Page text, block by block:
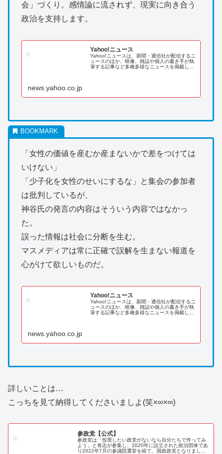
会」づくり。感情論に流されず、現実に向き合う
政治を支持します。
Yahoo!ニュース
Yahoo!ニュースは、新聞・通信社が配信するニ
ュースのほか、映像、雑誌や個人の書き手が執
筆する記事など多種多様なニュースを掲載して
news.yahoo.co.jp
「女性の価値を産むか産まないかで差をつけては
いけない」
「少子化を女性のせいにするな」と集会の参加者
は批判しているが、
神谷氏の発言の内容はそういう内容ではなかっ
た。
誤った情報は社会に分断を生む。
マスメディアは常に正確で誤解を生まない報道を
心がけて欲しいものだ。
Yahoo!ニュース
Yahoo!ニュースは、新聞・通信社が配信するニ
ュースのほか、映像、雑誌や個人の書き手が執
筆する記事など多種多様なニュースを掲載して
news.yahoo.co.jp
詳しいことは…
こっちを見て納得してくださいましよ(笑×∞×∞)
参政党【公式】
参政党は「投票したい政党がないなら自分たちで作ってみ
よう」と有志が参集し、2020年に設立された政治団体であ
り2022年7月の参議院選挙を経て、国政政党となりまし